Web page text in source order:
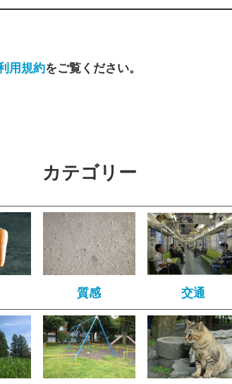
用規約をご覧ください。
カテゴリー
質感 交通